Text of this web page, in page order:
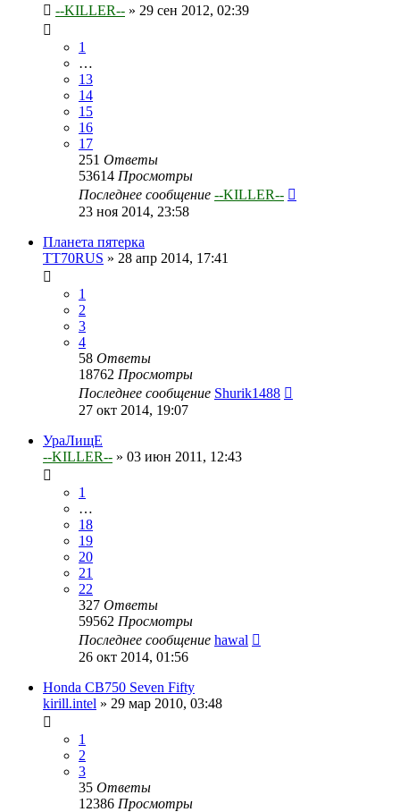
--KILLER-- » 29 сен 2012, 02:39
1
…
13
14
15
16
17
251 Ответы
53614 Просмотры
Последнее сообщение --KILLER--
23 ноя 2014, 23:58
Планета пятерка
TT70RUS » 28 апр 2014, 17:41
1
2
3
4
58 Ответы
18762 Просмотры
Последнее сообщение Shurik1488
27 окт 2014, 19:07
УраЛищЕ
--KILLER-- » 03 июн 2011, 12:43
1
…
18
19
20
21
22
327 Ответы
59562 Просмотры
Последнее сообщение hawal
26 окт 2014, 01:56
Honda CB750 Seven Fifty
kirill.intel » 29 мар 2010, 03:48
1
2
3
35 Ответы
12386 Просмотры